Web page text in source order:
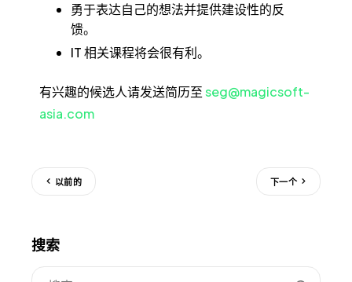
勇于表达自己的想法并提供建设性的反
馈。
IT 相关课程将会很有利。
有兴趣的候选人请发送简历至seg@magicsoft-
asia.com
以前的 下一个
搜索